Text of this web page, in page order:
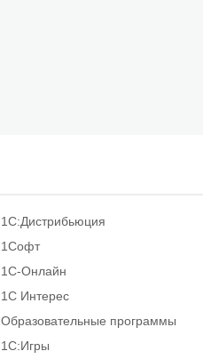
1С:Дистрибьюция
1Софт
1С-Онлайн
1С Интерес
Образовательные программы
1С:Игры